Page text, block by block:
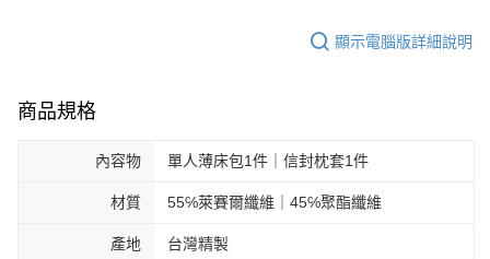
顯示電腦版詳細說明
商品規格
內容物 單人薄床包1件｜信封枕套1件
材質 55℅萊賽爾纖維｜45℅聚酯纖維
產地 台灣精製